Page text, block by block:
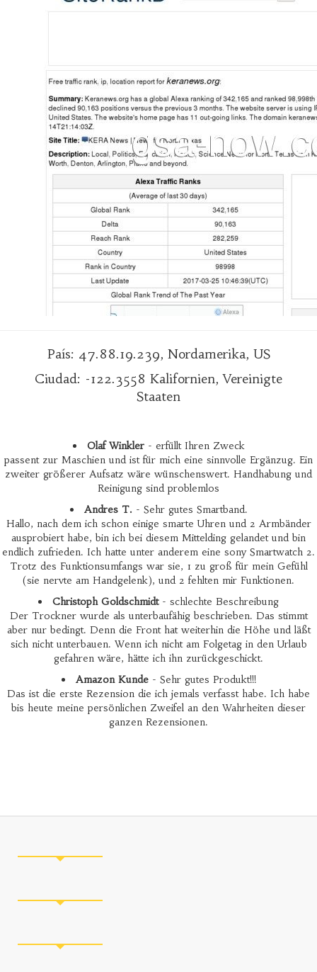
País: 47.88.19.239, Nordamerika, US
Ciudad: -122.3558 Kalifornien, Vereinigte
Staaten
Olaf Winkler- erfüllt Ihren Zweck
passent zur Maschien und ist für mich eine sinnvolle Ergänzug. Ein
zweiter größerer Aufsatz wäre wünschenswert. Handhabung und
Reinigung sind problemlos
Andres T. - Sehr gutes Smartband.
Hallo, nach dem ich schon einige smarte Uhren und 2 Armbänder
ausprobiert habe, bin ich bei diesem Mittelding gelandet und bin
endlich zufrieden. Ich hatte unter anderem eine sony Smartwatch 2.
Trotz des Funktionsumfangs war sie, 1 zu groß für mein Gefühl
(sie nervte am Handgelenk), und 2 fehlten mir Funktionen.
Christoph Goldschmidt- schlechte Beschreibung
Der Trockner wurde als unterbaufähig beschrieben. Das stimmt
aber nur bedingt. Denn die Front hat weiterhin die Höhe und läßt
sich nicht unterbauen. Wenn ich nicht am Folgetag in den Urlaub
gefahren wäre, hätte ich ihn zurückgeschickt.
Amazon Kunde- Sehr gutes Produkt!!!
Das ist die erste Rezension die ich jemals verfasst habe. Ich habe
bis heute meine persönlichen Zweifel an den Wahrheiten dieser
ganzen Rezensionen.